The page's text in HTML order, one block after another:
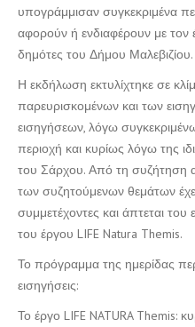
υπογράμμισαν συγκεκριμένα
αφορούν ή ενδιαφέρουν με
δημότες του Δήμου Μαλεβιζίου.
Η εκδήλωση εκτυλίχτηκε σε
παρευρισκομένων και των
εισηγήσεων, λόγω
περιοχή και κυρίως λόγω της
του Σάρχου. Από τη συζήτηση
των συζητούμενων θεμάτων
συμμετέχοντες και άπτεται
του έργου LIFE Natura Themis.
Το πρόγραμμα της ημερίδας
εισηγήσεις:
Το έργο LIFE NATURA Themis: